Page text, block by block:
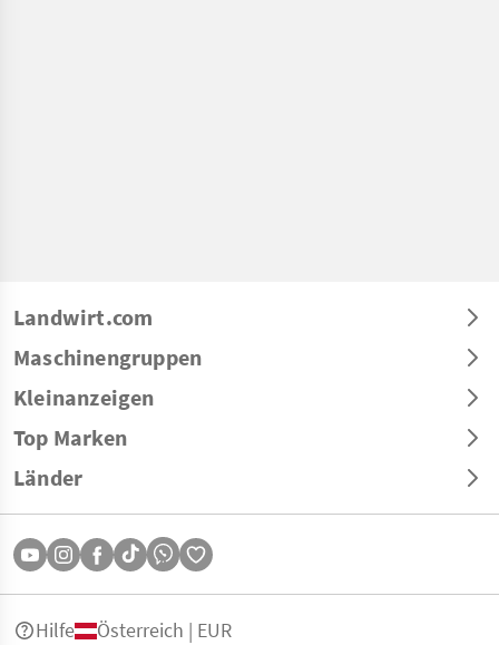
Landwirt.com
Maschinengruppen
Kleinanzeigen
Top Marken
Länder
Hilfe Österreich | EUR